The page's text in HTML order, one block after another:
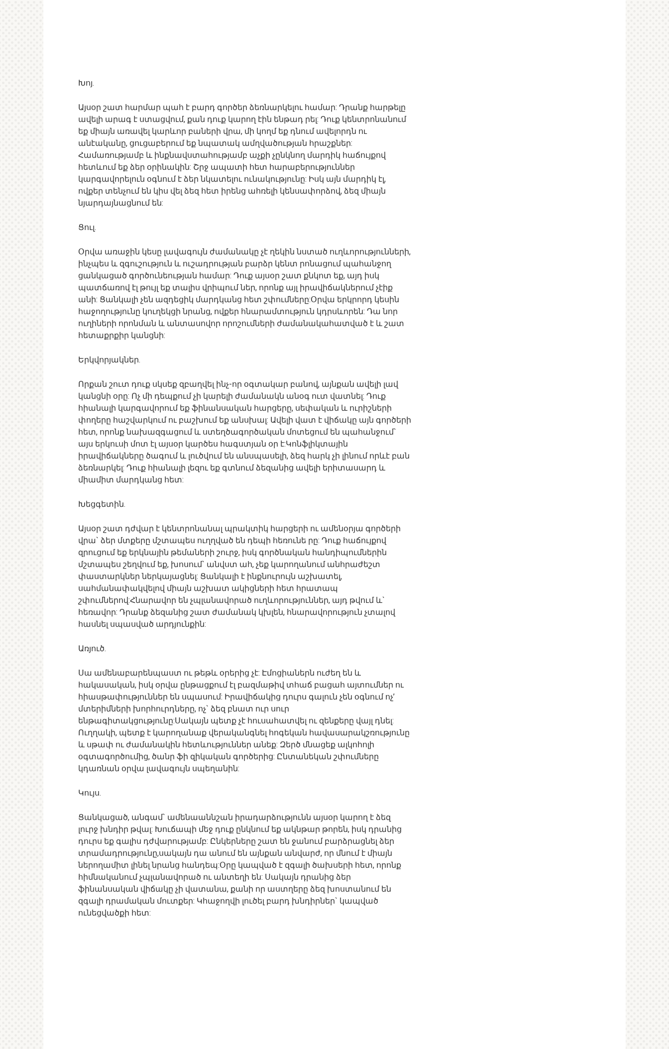
Խոյ.
Այսօր շատ հարմար պահ է բարդ գործեր ձեռնարկելու համար: Դրանք հարթելը
ավելի արագ է ստացվում, քան դուք կարող էին ենթադ րել: Դուք կենտրոնանում
եք միայն առավել կարևոր բաների վրա, մի կողմ եք դնում ավելորդն ու
անէականը, ցուցաբերում եք նպատակ ամղվածության հրաշքներ:
Համառությամբ և ինքնավստահությամբ աչքի չընկնող մարդիկ հաճույքով
հետևում եք ձեր օրինակին: Շրջ ապատի հետ հարաբերություններ
կարգավորելուն օգնում է ձեր նկատելու ունակությունը: Իսկ այն մարդիկ էլ,
ովքեր տենչում են կիս վել ձեզ հետ իրենց ահռելի կենսափորձով, ձեզ միայն
նյարդայնացնում են:
Ցուլ.
Օրվա առաջին կեսը լավագույն ժամանակը չէ ղեկին նստած ուղևորությունների,
ինչպես և զգուշություն և ուշադրության բարձր կենտ րոնացում պահանջող
ցանկացած գործունեության համար: Դուք այսօր շատ քնկոտ եք, այդ իսկ
պատճառով էլ թույլ եք տալիս վրիպում ներ, որոնք այլ իրավիճակներում չէիք
անի: Ցանկալի չեն ազդեցիկ մարդկանց հետ շփումները:Օրվա երկրորդ կեսին
հաջողությունը կուղեկցի նրանց, ովքեր հնարամտություն կդրսևորեն: Դա նոր
ուղիների որոնման և անտասովոր որոշումների ժամանակահատված է և շատ
հետաքրքիր կանցնի:
Երկվորյակներ.
Որքան շուտ դուք սկսեք զբաղվել ինչ-որ օգտակար բանով, այնքան ավելի լավ
կանցնի օրը: Ոչ մի դեպքում չի կարելի ժամանակն անօգ ուտ վատնել: Դուք
հիանալի կարգավորում եք ֆինանսական հարցերը, սեփական և ուրիշների
փողերը հաշվարկում ու բաշխում եք անսխալ: Ավելի վատ է վիճակը այն գործերի
հետ, որոնք նախազգացում և ստեղծագործական մոտեցում են պահանջում`
այս երկուսի մոտ էլ այսօր կարծես հագստյան օր է:Կոնֆլիկտային
իրավիճակները ծագում և լուծվում են անսպասելի, ձեզ հարկ չի լինում որևէ բան
ձեռնարկել: Դուք հիանալի լեզու եք գտնում ձեզանից ավելի երիտասարդ և
միամիտ մարդկանց հետ:
Խեցգետին.
Այսօր շատ դժվար է կենտրոնանալ պրակտիկ հարցերի ու ամենօրյա գործերի
վրա` ձեր մտքերը մշտապես ուղղված են դեպի հեռունե րը: Դուք հաճույքով
զրուցում եք երկնային թեմաների շուրջ, իսկ գործնական հանդիպումներին
մշտապես շեղվում եք, խոսում` անվստ ահ, չեք կարողանում անհրաժեշտ
փաստարկներ ներկայացնել: Ցանկալի է ինքնուրույն աշխատել,
սահմանափակվելով միայն աշխատ ակիցների հետ հրատապ
շփումներով:Հնարավոր են չպլանավորած ուղևորություններ, այդ թվում և`
հեռավոր: Դրանք ձեզանից շատ ժամանակ կխլեն, հնարավորություն չտալով
հասնել սպասված արդյունքին:
Առյուծ.
Սա ամենաբարենպաստ ու թեթև օրերից չէ: Էմոցիաներն ուժեղ են և
հակասական, իսկ օրվա ընթացքում էլ բազմաթիվ տհաճ բացահ այտումներ ու
հիասթափություններ են սպասում: Իրավիճակից դուրս գալուն չեն օգնում ոչ’
մտերիմների խորհուրդները, ոչ` ձեզ բնատ ուր սուր
ենթագիտակցությունը:Սակայն պետք չէ հուսահատվել ու զենքերը վայլ դնել:
Ուղղակի, պետք է կարողանաք վերականգնել հոգեկան հավասարակշռությունը
և սթափ ու ժամանակին հետևություններ անեք: Զերծ մնացեք ալկոհոլի
օգտագործումից, ծանր ֆի զիկական գործերից: Ընտանեկան շփումները
կդառնան օրվա լավագույն սպեղանին:
Կույս.
Ցանկացած, անգամ` ամենաաննշան իրադարձությունն այսօր կարող է ձեզ
լուրջ խնդիր թվալ: Խուճապի մեջ դուք ընկնում եք ակնթար թորեն, իսկ դրանից
դուրս եք գալիս դժվարությամբ: Ընկերները շատ են ջանում բարձրացնել ձեր
տրամադրությունը,սակայն դա անում են այնքան անվարժ, որ մնում է միայն
ներողամիտ լինել նրանց հանդեպ:Օրը կապված է զգալի ծախսերի հետ, որոնք
հիմնականում չպլանավորած ու անտեղի են: Սակայն դրանից ձեր
ֆինանսական վիճակը չի վատանա, քանի որ աստղերը ձեզ խոստանում են
զգալի դրամական մուտքեր: Կհաջողվի լուծել բարդ խնդիրներ` կապված
ունեցվածքի հետ: